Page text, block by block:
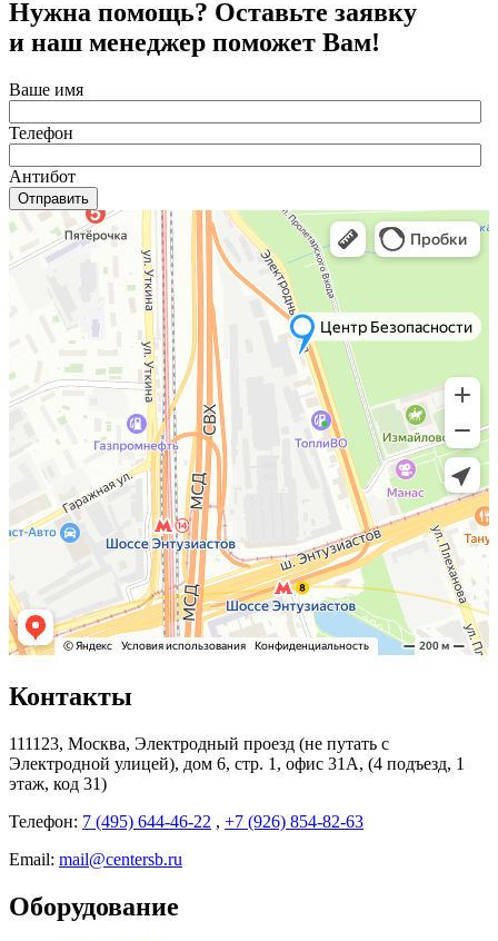
Нужна помощь? Оставьте заявку
и наш менеджер поможет Вам!
Ваше имя
Телефон
Антибот
Отправить
Контакты
111123, Москва, Электродный проезд (не путать с
Электродной улицей), дом 6, стр. 1, офис 31А, (4 подъезд, 1
этаж, код 31)
Телефон: 7 (495) 644-46-22 , +7 (926) 854-82-63
Email: mail@centersb.ru
Оборудование